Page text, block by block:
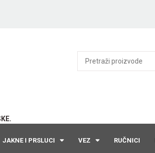
JAKNE I PRSLUCI VEZ RUČNICI